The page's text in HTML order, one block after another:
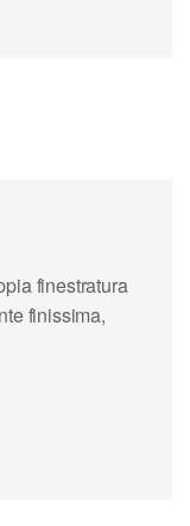
finestratura
finissima,